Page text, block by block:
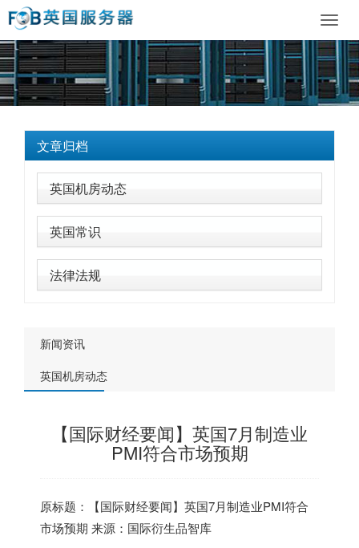
文章归档
英国机房动态
英国常识
法律法规
新闻资讯
英国机房动态
【国际财经要闻】英国7月制造业
PMI符合市场预期
原标题：【国际财经要闻】 英国7月制造业PMI符合
市场预期 来源：国际衍生品智库